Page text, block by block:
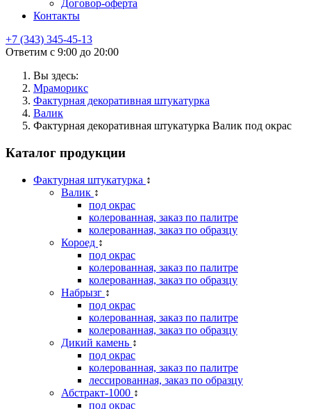
Договор-оферта
Контакты
+7 (343) 345-45-13
Ответим с 9:00 до 20:00
Вы здесь:
Мраморикс
Фактурная декоративная штукатурка
Валик
Фактурная декоративная штукатурка Валик под окрас
Каталог продукции
Фактурная штукатурка ↕
Валик ↕
под окрас
колерованная, заказ по палитре
колерованная, заказ по образцу
Короед ↕
под окрас
колерованная, заказ по палитре
колерованная, заказ по образцу
Набрызг ↕
под окрас
колерованная, заказ по палитре
колерованная, заказ по образцу
Дикий камень ↕
под окрас
колерованная, заказ по палитре
лессированная, заказ по образцу
Абстракт-1000 ↕
под окрас